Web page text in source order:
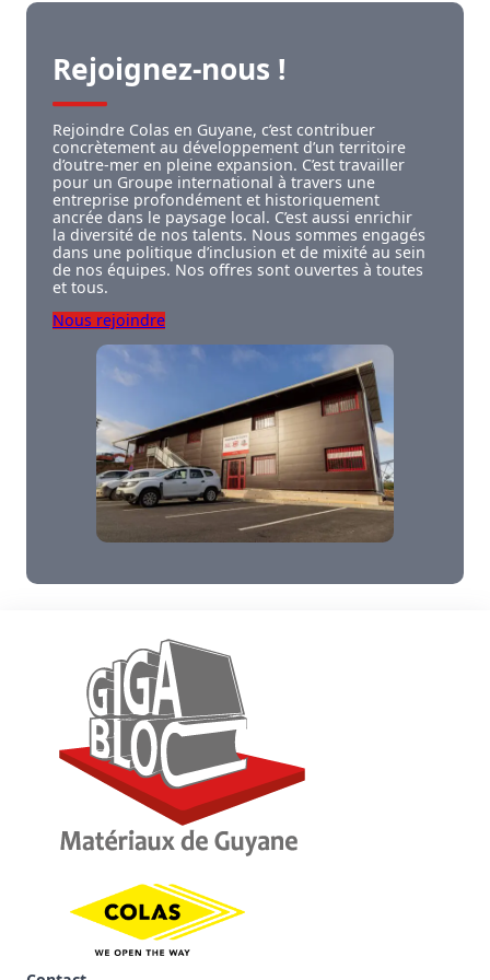
Rejoignez-nous !
Rejoindre Colas en Guyane, c’est contribuer
concrètement au développement d’un territoire
d’outre-mer en pleine expansion. C’est travailler
pour un Groupe international à travers une
entreprise profondément et historiquement
ancrée dans le paysage local. C’est aussi enrichir
la diversité de nos talents. Nous sommes engagés
dans une politique d’inclusion et de mixité au sein
de nos équipes. Nos offres sont ouvertes à toutes
et tous.
Nous rejoindre